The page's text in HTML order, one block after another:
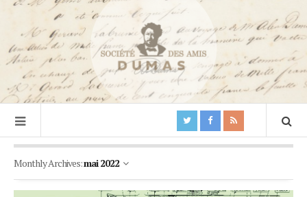
Monthly Archives:mai 2022